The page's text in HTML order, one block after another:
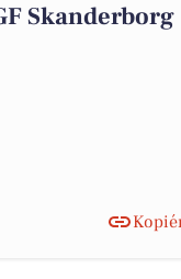
Skanderborg